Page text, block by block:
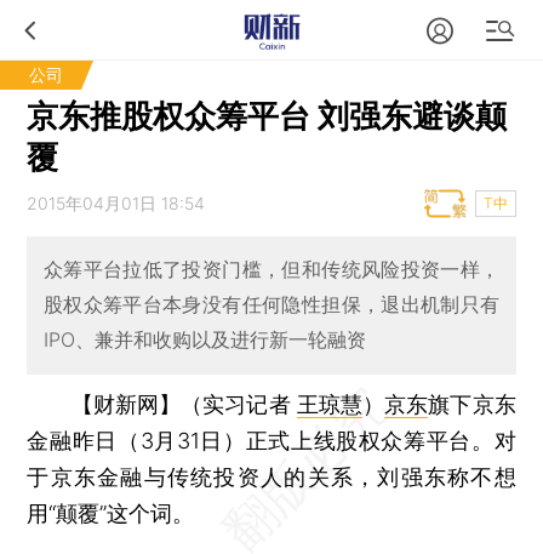
公司
京东推股权众筹平台 刘强东避谈颠
覆
2015年04月01日 18:54 T中
众筹平台拉低了投资门槛，但和传统风险投资一样，
股权众筹平台本身没有任何隐性担保，退出机制只有
IPO、兼并和收购以及进行新一轮融资
【财新网】（实习记者 王琼慧）京东旗下京东
金融昨日（3月31日）正式上线股权众筹平台。对
于京东金融与传统投资人的关系，刘强东称不想
用“颠覆”这个词。